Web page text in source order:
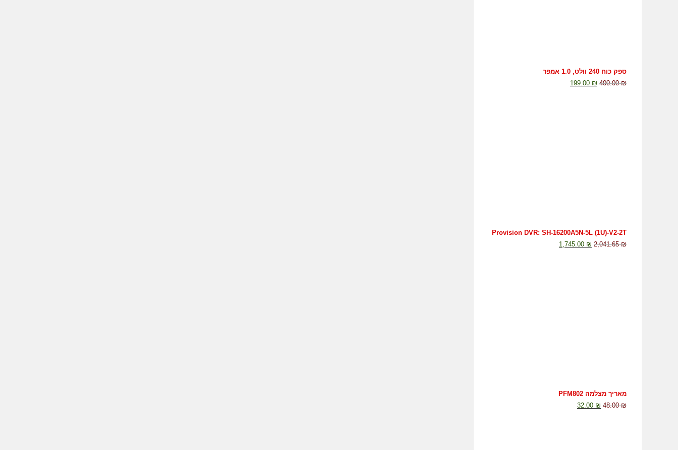
ספק כוח 240 וולט, 1.0 אמפר
400.00₪
199.00 ₪
Provision DVR: SH-16200A5N-5L (1U)-V2-2T
2,041.65₪
1,745.00 ₪
מאריך מצלמה PFM802
48.00₪
32.00 ₪